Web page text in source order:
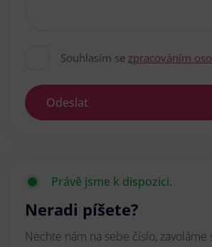
Souhlasím se zpracováním
Odeslat
Právě jsme k dispozici.
Neradi píšete?
Nechte nám na sebe číslo, zavoláme